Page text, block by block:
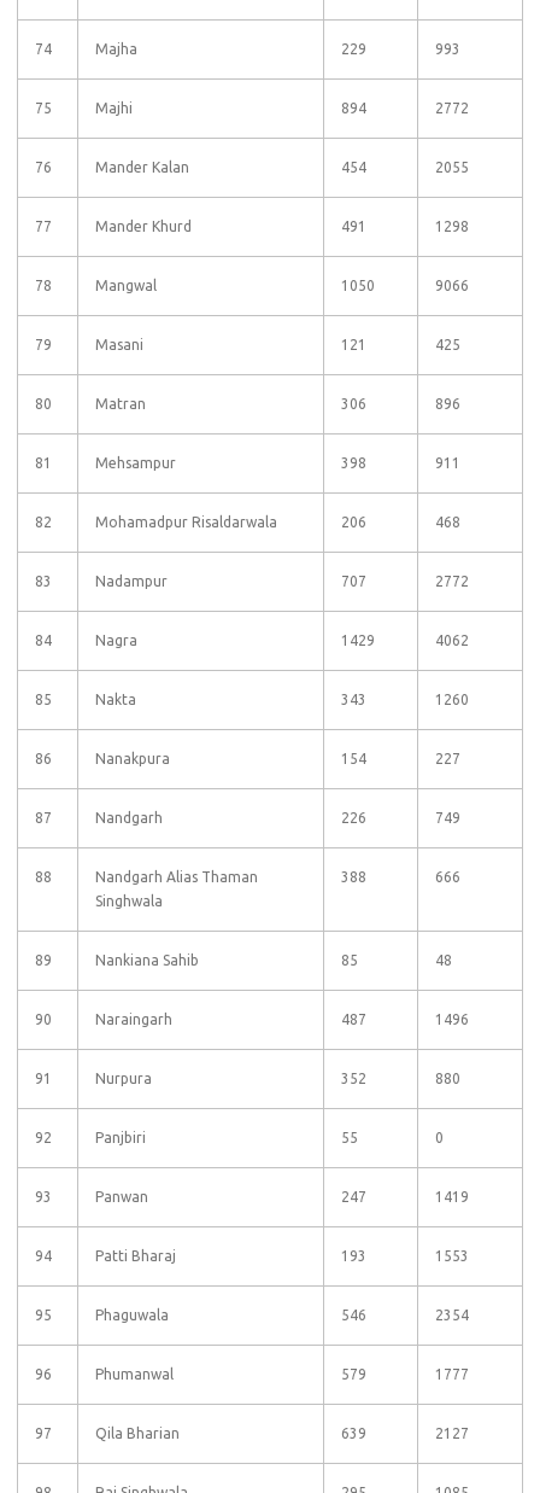
74 Majha 229 993
75 Majhi 894 2772
76 Mander Kalan 454 2055
77 Mander Khurd 491 1298
78 Mangwal 1050 9066
79 Masani 121 425
80 Matran 306 896
81 Mehsampur 398 911
82 Mohamadpur Risaldarwala 206 468
83 Nadampur 707 2772
84 Nagra 1429 4062
85 Nakta 343 1260
86 Nanakpura 154 227
87 Nandgarh 226 749
88
Nandgarh Alias Thaman
Singhwala
388 666
89 Nankiana Sahib 85 48
90 Naraingarh 487 1496
91 Nurpura 352 880
92 Panjbiri 55 0
93 Panwan 247 1419
94 Patti Bharaj 193 1553
95 Phaguwala 546 2354
96 Phumanwal 579 1777
97 Qila Bharian 639 2127